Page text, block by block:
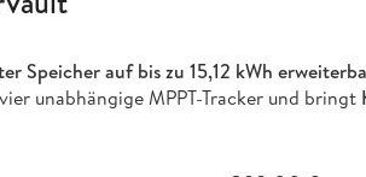
Speicher auf bis zu 15,12 kWh
unabhängige MPPT-Tracker und bringt